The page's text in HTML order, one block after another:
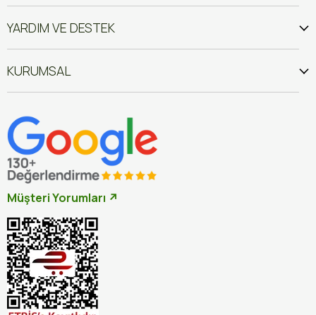
YARDIM VE DESTEK
KURUMSAL
Müşteri Yorumları ↗